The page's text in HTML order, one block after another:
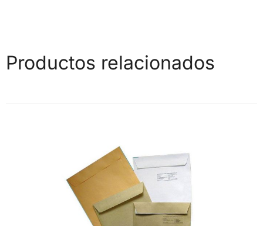
Productos relacionados